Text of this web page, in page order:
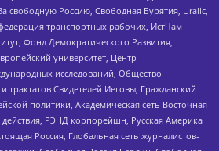
свободную Россию, Свободная Бурятия, Uralic,
транспортных рабочих, ИстЧам
Фонд Демократического Развития,
университет, Центр
исследований, Общество
Свидетелей Иеговы, Гражданский
политики, Академическая сеть Восточная
действия, РЭНД корпорейшн, Русская Америка
Россия, Глобальная сеть журналистов-